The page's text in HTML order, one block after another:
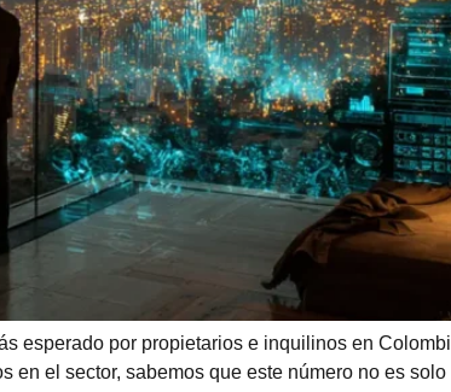
esperado por propietarios e inquilinos en
el sector, sabemos que este número no es